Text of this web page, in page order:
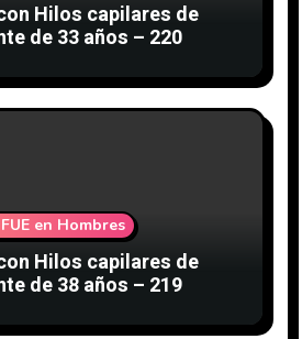
Hilos capilares de
de 33 años – 220
en Hombres
Hilos capilares de
de 38 años – 219